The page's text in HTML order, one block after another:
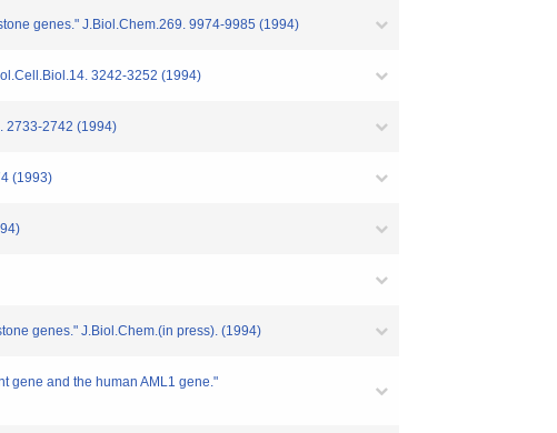
genes." J.Biol.Chem.269. 9974-9985 (1994)
3242-3252 (1994)
2733-2742 (1994)
(1993)
genes." J.Biol.Chem.(in press). (1994)
gene and the human AML1 gene."